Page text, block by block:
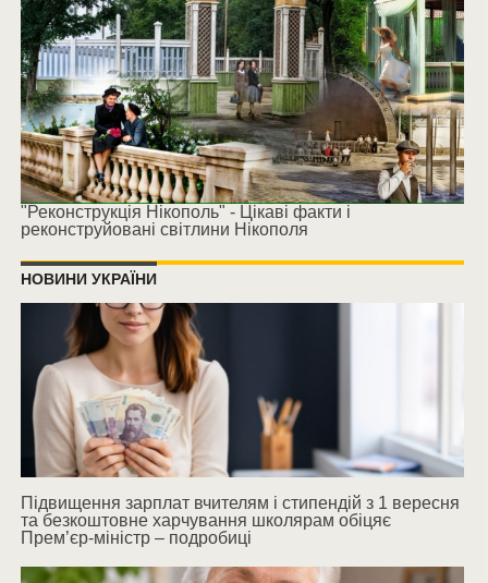
"Реконструкція Нікополь" - Цікаві факти і
реконструйовані світлини Нікополя
НОВИНИ УКРАЇНИ
Підвищення зарплат вчителям і стипендій з 1 вересня
та безкоштовне харчування школярам обіцяє
Прем’єр-міністр – подробиці